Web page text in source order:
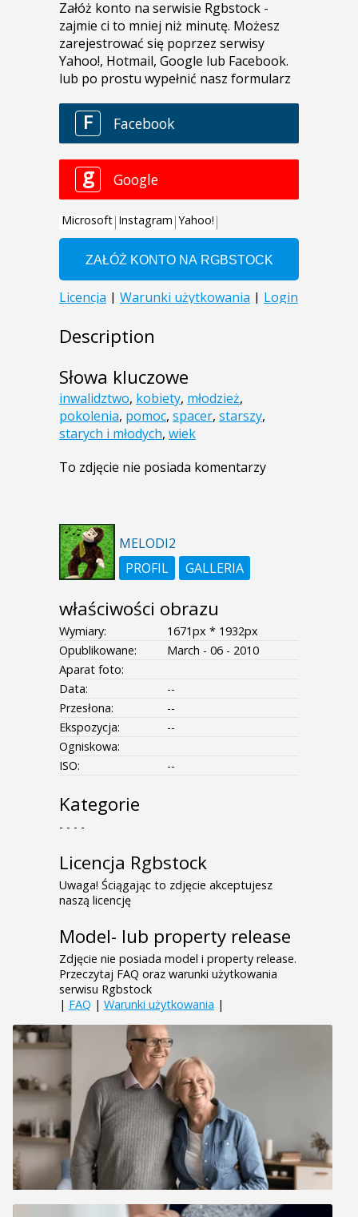
Description
Słowa kluczowe
inwalidztwo, kobiety, młodzież,
pokolenia, pomoc, spacer, starszy,
starych i młodych, wiek
To zdjęcie nie posiada komentarzy
MELODI2
PROFIL
GALLERIA
właściwości obrazu
Wymiary:
1671px * 1932px
Opublikowane:
March - 06 - 2010
Aparat foto:
Data:
--
Przesłona:
--
Ekspozycja:
--
Ogniskowa:
ISO:
--
Kategorie
- - - -
Licencja Rgbstock
Uwaga! Ściągając to zdjęcie akceptujesz
naszą licencję
Model- lub property release
Zdjęcie nie posiada model i property release.
Przeczytaj FAQ oraz warunki użytkowania
serwisu Rgbstock
| FAQ | Warunki użytkowania |